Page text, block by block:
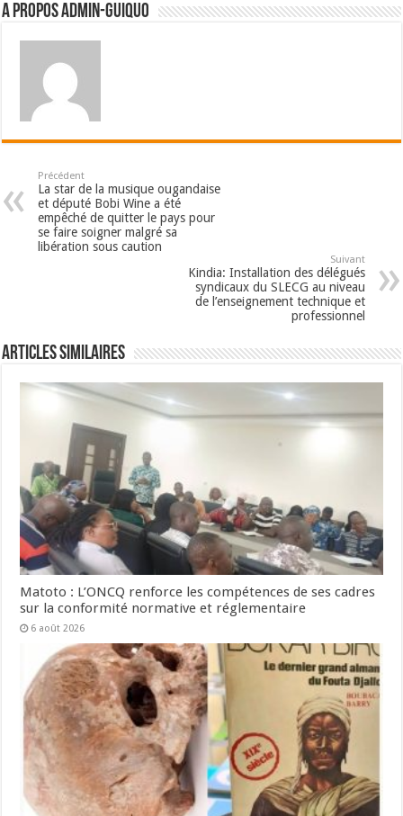
A propos admin-guiquo
Précédent
La star de la musique ougandaise
et député Bobi Wine a été
empêché de quitter le pays pour
se faire soigner malgré sa
libération sous caution
Suivant
Kindia: Installation des délégués
syndicaux du SLECG au niveau
de l’enseignement technique et
professionnel
Articles Similaires
Matoto : L’ONCQ renforce les compétences de ses cadres
sur la conformité normative et réglementaire
6 août 2026